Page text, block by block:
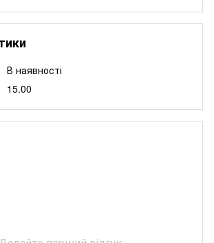
В наявності
15.00